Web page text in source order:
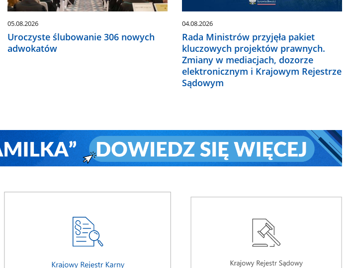
05.08.2026
Uroczyste ślubowanie 306 nowych
adwokatów
04.08.2026
Rada Ministrów przyjęła pakiet
kluczowych projektów prawnych.
Zmiany w mediacjach, dozorze
elektronicznym i Krajowym Rejestrze
Sądowym